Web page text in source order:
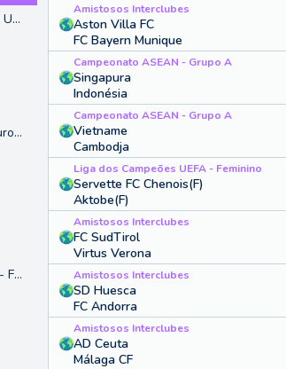
Amistosos Interclubes
Aston Villa FC
FC Bayern Munique
Campeonato ASEAN - Grupo A
Singapura
Indonésia
Campeonato ASEAN - Grupo A
Vietname
Cambodja
Liga dos Campeões UEFA - Feminino
Servette FC Chenois(F)
Aktobe(F)
Amistosos Interclubes
FC SudTirol
Virtus Verona
Amistosos Interclubes
SD Huesca
FC Andorra
Amistosos Interclubes
AD Ceuta
Málaga CF
Liga dos Campeões da UEFA
Liga Conferência da Europa
Campeonato Africano - Feminino